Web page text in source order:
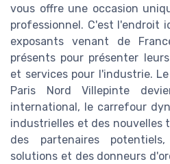
vous offre une occasion
professionnel. C'est l'endroit
exposants venant de
présents pour présenter
et services pour l'industrie.
Paris Nord Villepinte
international, le carrefour
industrielles et des nouvelles
des partenaires
solutions et des donneurs